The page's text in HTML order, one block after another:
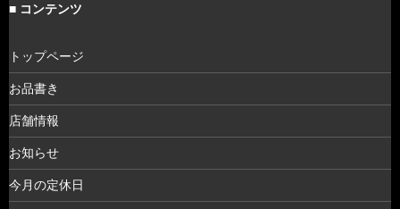
■ コンテンツ
トップページ
お品書き
店舗情報
お知らせ
今月の定休日